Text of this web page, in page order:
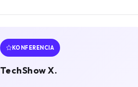
KONFERENCIA
TechShow X.